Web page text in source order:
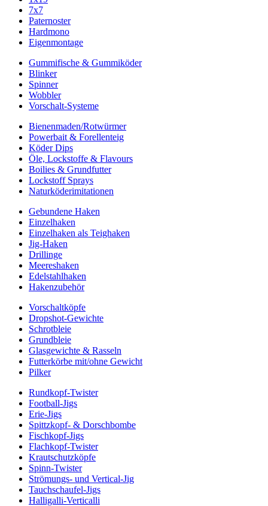
7x7
Paternoster
Hardmono
Eigenmontage
Gummifische & Gummiköder
Blinker
Spinner
Wobbler
Vorschalt-Systeme
Bienenmaden/Rotwürmer
Powerbait & Forellenteig
Köder Dips
Öle, Lockstoffe & Flavours
Boilies & Grundfutter
Lockstoff Sprays
Naturköderimitationen
Gebundene Haken
Einzelhaken
Einzelhaken als Teighaken
Jig-Haken
Drillinge
Meereshaken
Edelstahlhaken
Hakenzubehör
Vorschaltköpfe
Dropshot-Gewichte
Schrotbleie
Grundbleie
Glasgewichte & Rasseln
Futterkörbe mit/ohne Gewicht
Pilker
Rundkopf-Twister
Football-Jigs
Erie-Jigs
Spittzkopf- & Dorschbombe
Fischkopf-Jigs
Flachkopf-Twister
Krautschutzköpfe
Spinn-Twister
Strömungs- und Vertical-Jig
Tauchschaufel-Jigs
Halligalli-Verticalli